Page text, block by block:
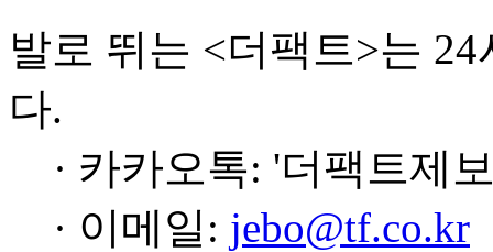
발로 뛰는 <더팩트>는
다.
· 카카오톡: '더팩트제
· 이메일: jebo@tf.co.kr